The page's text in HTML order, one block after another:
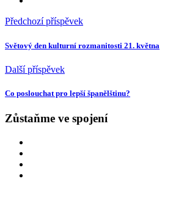
Předchozí příspěvek
Světový den kulturní rozmanitosti 21. května
Další příspěvek
Co poslouchat pro lepší španělštinu?
Zůstaňme ve spojení